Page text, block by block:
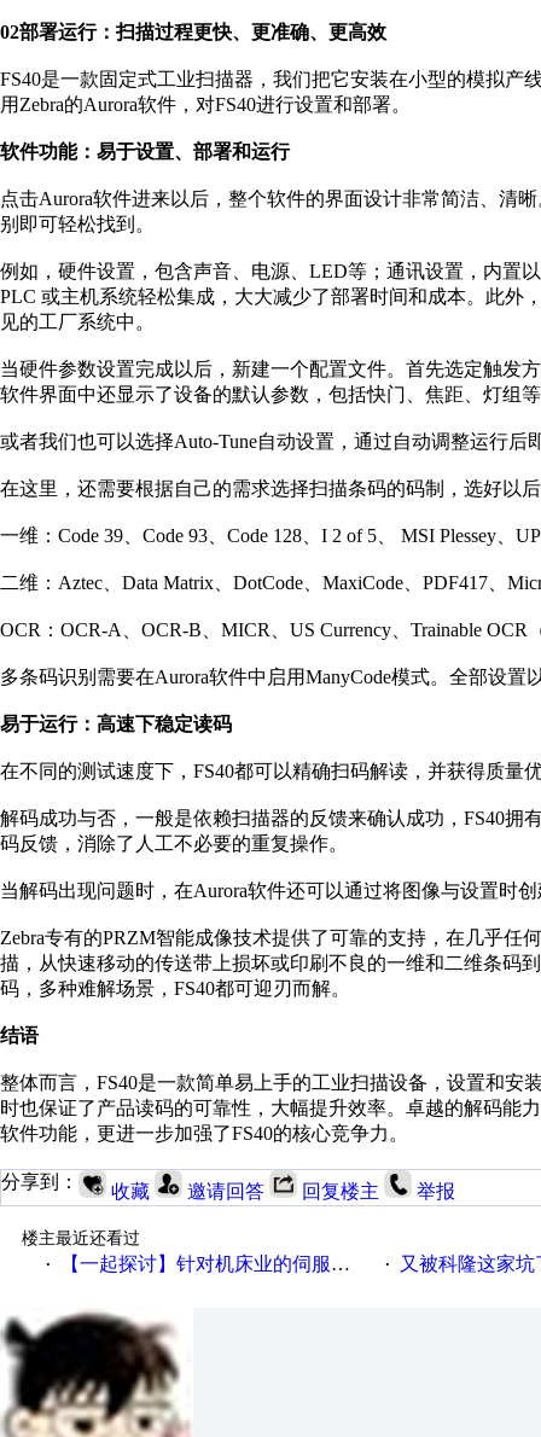
02部署运行：扫描过程更快、更准确、更高效
FS40是一款固定式工业扫描器，我们把它安装在小型的模拟
用Zebra的Aurora软件，对FS40进行设置和部署。
软件功能：易于设置、部署和运行
点击Aurora软件进来以后，整个软件的界面设计非常简洁、清
别即可轻松找到。
例如，硬件设置，包含声音、电源、LED等；通讯设置，内置
PLC 或主机系统轻松集成，大大减少了部署时间和成本。此外
见的工厂系统中。
当硬件参数设置完成以后，新建一个配置文件。首先选定触发
软件界面中还显示了设备的默认参数，包括快门、焦距、灯组
或者我们也可以选择Auto-Tune自动设置，通过自动调整运行后
在这里，还需要根据自己的需求选择扫描条码的码制，选好以
一维：Code 39、Code 93、Code 128、I 2 of 5、 MSI Plessey、
二维：Aztec、Data Matrix、DotCode、MaxiCode、PDF417、
OCR：OCR-A、OCR-B、MICR、US Currency、Trainable
多条码识别需要在Aurora软件中启用ManyCode模式。全部设
易于运行：高速下稳定读码
在不同的测试速度下，FS40都可以精确扫码解读，并获得质量
解码成功与否，一般是依赖扫描器的反馈来确认成功，FS40
码反馈，消除了人工不必要的重复操作。
当解码出现问题时，在Aurora软件还可以通过将图像与设置时
Zebra专有的PRZM智能成像技术提供了可靠的支持，在几乎
描，从快速移动的传送带上损坏或印刷不良的一维和二维条码
码，多种难解场景，FS40都可迎刃而解。
结语
整体而言，FS40是一款简单易上手的工业扫描设备，设置和
时也保证了产品读码的可靠性，大幅提升效率。卓越的解码能
软件功能，更进一步加强了FS40的核心竞争力。
分享到： 收藏 邀请回答 回复楼主 举报
楼主最近还看过
·
【一起探讨】针对机床业的伺服系统发展，您的期望是什么？ · 又被科隆这家坑